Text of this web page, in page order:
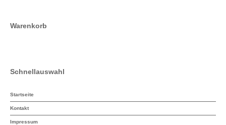
Warenkorb
Schnellauswahl
Startseite
Kontakt
Impressum